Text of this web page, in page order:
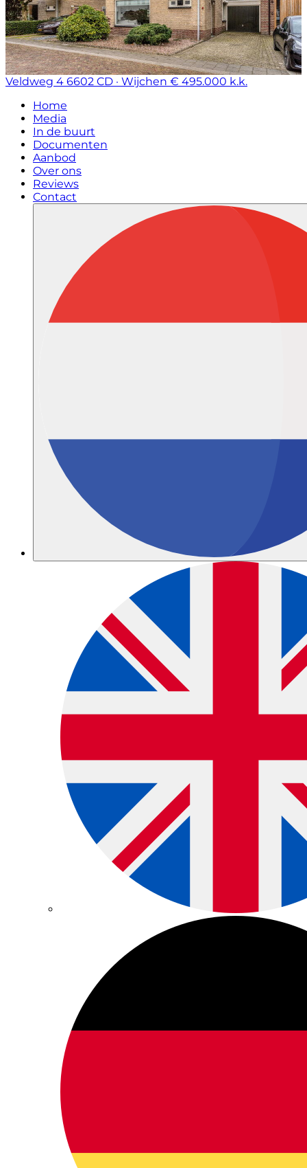
Veldweg 4 6602 CD · Wijchen € 495.000 k.k.
Home
Media
In de buurt
Documenten
Aanbod
Over ons
Reviews
Contact